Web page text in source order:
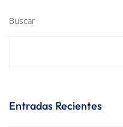
Buscar
Entradas Recientes